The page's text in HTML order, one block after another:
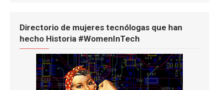
Directorio de mujeres tecnólogas que han
hecho Historia #WomenInTech